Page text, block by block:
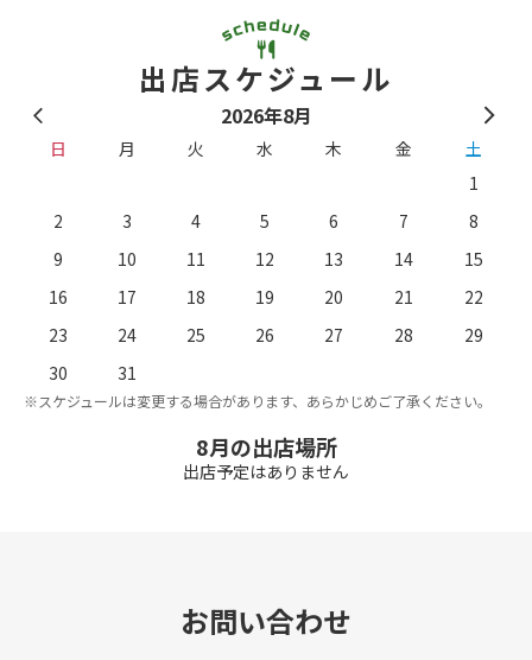
出店スケジュール
2026年8月
日 月 火 水 木 金
土
1
2
3 4 5 6 7
8
9
10 11 12 13 14
15
16
17 18 19 20 21
22
23
24 25 26 27 28
29
30
31
※スケジュールは変更する場合があります、あらかじめご了承ください。
8月の出店場所
出店予定はありません
お問い合わせ